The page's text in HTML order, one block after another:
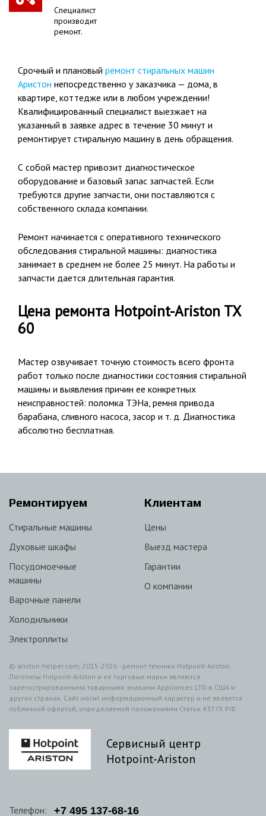
Специалист
производит
ремонт.
Срочный и плановый ремонт стиральных машин
Аристон непосредственно у заказчика — дома, в
квартире, коттедже или в любом учреждении!
Квалифицированный специалист выезжает на
указанный в заявке адрес в течение 30 минут и
ремонтирует стиральную машину в день обращения.
С собой мастер привозит диагностическое
оборудование и базовый запас запчастей. Если
требуются другие запчасти, они поставляются с
собственного склада компании.
Ремонт начинается с оперативного технического
обследования стиральной машины: диагностика
занимает в среднем не более 25 минут. На работы и
запчасти дается длительная гарантия.
Цена ремонта Hotpoint-Ariston TX
60
Мастер озвучивает точную стоимость всего фронта
работ только после диагностики состояния стиральной
машины и выявления причин ее конкретных
неисправностей: поломка ТЭНа, ремня привода
барабана, сливного насоса, засор и т. д. Диагностика
абсолютно бесплатная.
Ремонтируем
Стиральные машины
Духовые шкафы
Посудомоечные
машины
Варочные панели
Холодильники
Электроплиты
Клиентам
Цены
Выезд мастера
Гарантии
О компании
© ariston-helper.com, 2015-2026 - ремонт техники Hotpoint-Ariston.
Логотипы Hotpoint-Ariston и ее торговые марки являются
зарегистрированными товарными знаками Appliances LTD в США и
других странах. Сайт носит информационный характер и не является
публичной офертой, определяемой положениями Статьи 437 ГК РФ.
Сервисный центр
Hotpoint-Ariston
Телефон: +7 495 137-68-16